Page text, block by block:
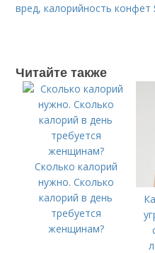
вред, калорийность
Читайте также
Сколько калорий
нужно. Сколько
калорий в день
требуется
женщинам?